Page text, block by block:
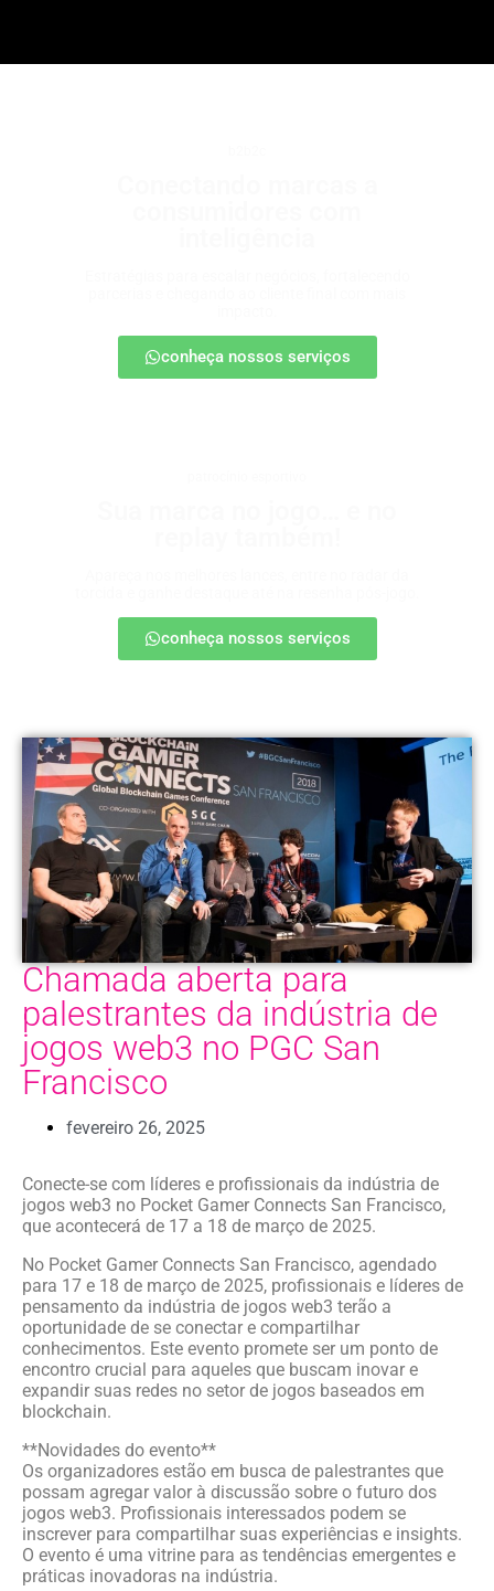
conheça nossos serviços
conheça nossos serviços
Chamada aberta para
palestrantes da indústria de
jogos web3 no PGC San
Francisco
fevereiro 26, 2025
Conecte-se com líderes e profissionais da indústria de
jogos web3 no Pocket Gamer Connects San Francisco,
que acontecerá de 17 a 18 de março de 2025.
No Pocket Gamer Connects San Francisco, agendado
para 17 e 18 de março de 2025, profissionais e líderes de
pensamento da indústria de jogos web3 terão a
oportunidade de se conectar e compartilhar
conhecimentos. Este evento promete ser um ponto de
encontro crucial para aqueles que buscam inovar e
expandir suas redes no setor de jogos baseados em
blockchain.
**Novidades do evento**
Os organizadores estão em busca de palestrantes que
possam agregar valor à discussão sobre o futuro dos
jogos web3. Profissionais interessados podem se
inscrever para compartilhar suas experiências e insights.
O evento é uma vitrine para as tendências emergentes e
práticas inovadoras na indústria.